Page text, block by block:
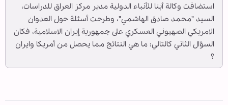
استضافت وكالة أبنا للأنباء الدولية مدير مركز العراق للدراسات،
السيد "محمد صادق الهاشمي"، وطرحت أسئلة حول العدوان
الامريكي الصهيوني العسكري على جمهورية إيران الاسلامية، فكان
السؤال الثاني كالتالي: ما هي النتائج مما يحصل من أمريكا وايران
؟